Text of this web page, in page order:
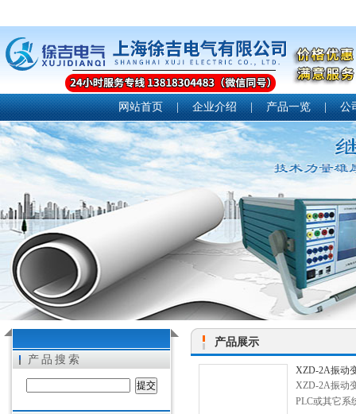
网站首页 | 企业介绍 | 产品一览 | 公
产品搜索
产品展示
XZD-2A振动
XZD-2A振动
PLC或其它系